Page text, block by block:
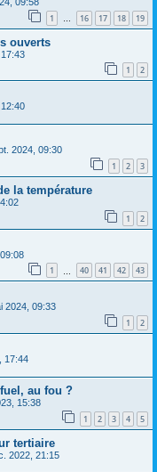
1 … 16 17 18 19
ouverts
1 2
2024, 09:30
1 2 3
la température
1 2
1 40 41 42 43
2024, 09:33
1 2
17:44
au fou ?
15:38
1 2 3 4 5
tertiaire
2022, 21:15